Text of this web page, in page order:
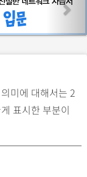
e
미에 대해서는 2
표시한 부분이